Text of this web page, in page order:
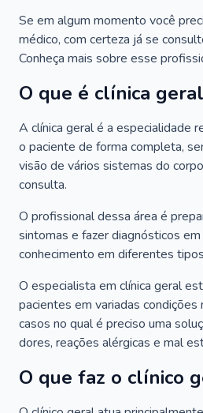
Se em algum momento você
médico, com certeza já se
Conheça mais sobre esse
O que é clínica
A clínica geral é a especialidade
o paciente de forma completa,
visão de vários sistemas do
consulta.
O profissional dessa área é
sintomas e fazer diagnósticos
conhecimento em diferentes
O especialista em clínica geral
pacientes em variadas condições
casos no qual é preciso uma
dores, reações alérgicas e mal
O que faz o clínico